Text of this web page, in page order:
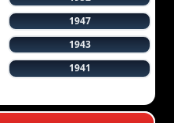
1947
1943
1941